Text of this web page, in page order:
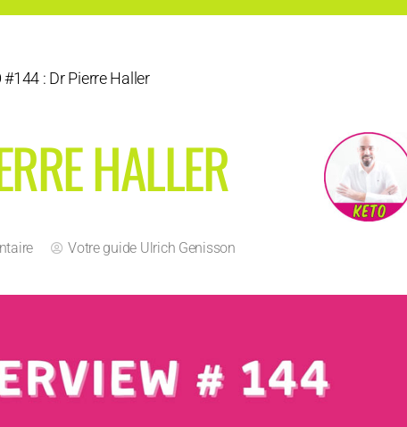
#144 : Dr Pierre Haller
HALLER
Votre guide Ulrich Genisson